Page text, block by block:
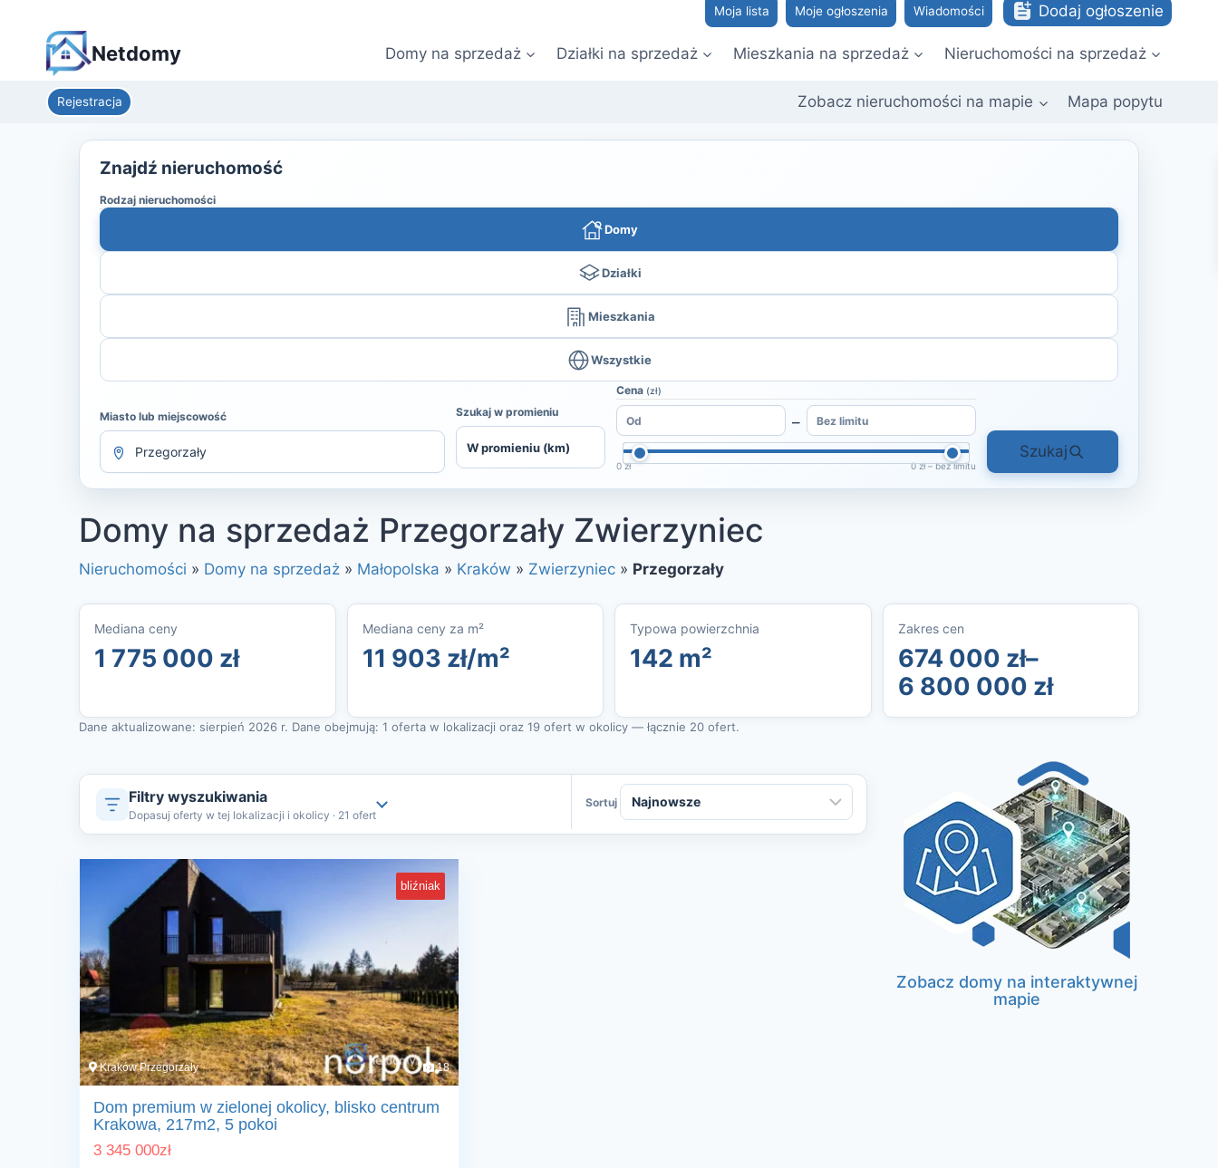
Moja lista Moje ogłoszenia Wiadomości Dodaj ogłoszenie
Netdomy Domy na sprzedaż Działki na sprzedaż Mieszkania na sprzedaż Nieruchomości na sprzedaż
Rejestracja Zobacz nieruchomości na mapie Mapa popytu
Znajdź nieruchomość
Rodzaj nieruchomości
Domy
Działki
Mieszkania
Wszystkie
Miasto lub miejscowość Szukaj w promieniu
Cena (zł)
–
0 zł 0 zł – bez limitu
Szukaj
Domy na sprzedaż Przegorzały Zwierzyniec
Nieruchomości » Domy na sprzedaż » Małopolska » Kraków » Zwierzyniec » Przegorzały
Mediana ceny
1 775 000 zł
Mediana ceny za m²
11 903 zł/m²
Typowa powierzchnia
142 m²
Zakres cen
674 000 zł–
6 800 000 zł
Dane aktualizowane: sierpień 2026 r. Dane obejmują: 1 oferta w lokalizacji oraz 19 ofert w okolicy — łącznie 20 ofert.
Filtry wyszukiwania
Dopasuj oferty w tej lokalizacji i okolicy · 21 ofert
Sortuj
bliźniak
Kraków Przegorzały 18
Dom premium w zielonej okolicy, blisko centrum
Krakowa, 217m2, 5 pokoi
3 345 000zł
Zobacz domy na interaktywnej
mapie